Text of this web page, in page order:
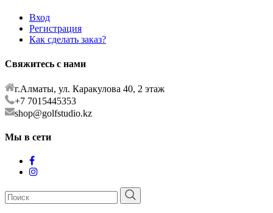
Вход
Регистрация
Как сделать заказ?
Свяжитесь с нами
г.Алматы, ул. Каракулова 40, 2 этаж
+7 7015445353
shop@golfstudio.kz
Мы в сети